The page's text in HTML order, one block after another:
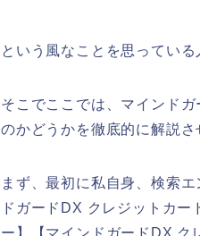
という風なことを思ってい
そこでここでは、マインド
のかどうかを徹底的に解説さ
まず、最初に私自身、検索
ドガードDX クレジットカ
ー】【マインドガードDX